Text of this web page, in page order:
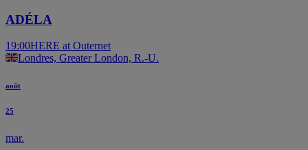
ADÉLA
19:00HERE at Outernet
Londres, Greater London, R.-U.
août
25
mar.